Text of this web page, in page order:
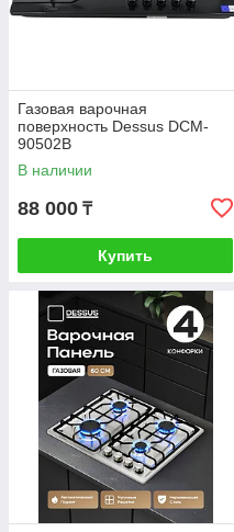
Газовая варочная
поверхность Dessus DCM-
90502B
В наличии
88 000 ₸
Купить